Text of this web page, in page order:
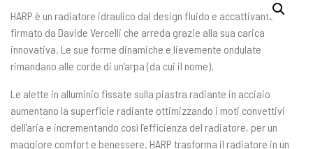
HARP è un radiatore idraulico dal design fluido e accattivante
firmato da Davide Vercelli che arreda grazie alla sua carica
innovativa. Le sue forme dinamiche e lievemente ondulate
rimandano alle corde di un’arpa (da cui il nome).
Le alette in alluminio fissate sulla piastra radiante in acciaio
aumentano la superficie radiante ottimizzando i moti convettivi
dell’aria e incrementando così l’efficienza del radiatore, per un
maggiore comfort e benessere. HARP trasforma il radiatore in un